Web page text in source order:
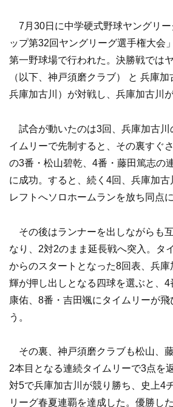
7月30日に中学硬式野球ヤングリー
ップ第32回ヤングリーグ選手権大会
第一野球場で行われた。決勝戦では
（以下、神戸須磨クラブ） と 兵庫加
兵庫加古川）が対戦し、兵庫加古川
試合が動いたのは3回、兵庫加古川
イムリーで先制すると、その裏すぐ
の3番・松山碧乾、4番・藤田篤志の
に成功。すると、続く4回、兵庫加
レフトへソロホームランを放ち同点
その後はランナーを出しながらも
なり、2対2のまま延長戦へ突入。タ
からのスタートとなった8回表、兵
輝が押し出しとなる四球を選ぶと、4
康佑、8番・吉田颯にタイムリーが
う。
その裏、神戸須磨クラブも松山、
2本目となる連続タイムリーで3点を
対5で兵庫加古川が競り勝ち、史上4
リーグ春夏連覇を達成した。優勝し